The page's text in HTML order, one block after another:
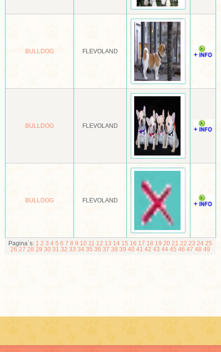
MEXICAANSE NAAKTHOND OF XOLOITZCUINTLE
MINIATURE BULL TERRIËR
MUDI
NOORSE BUHUND
NORBOTTENSPETS (POHJANPYSTYKORVA)
BULLDOG FLEVOLAND
BULLDOG FLEVOLAND
BULLDOG FLEVOLAND
Pagina´s: 1 2 3 4 5 6 7 8 9 10 11 12 13 14 15 16 17 18 19 20 21 22 23 24 25
26 27 28 29 30 31 32 33 34 35 36 37 38 39 40 41 42 43 44 45 46 47 48 49